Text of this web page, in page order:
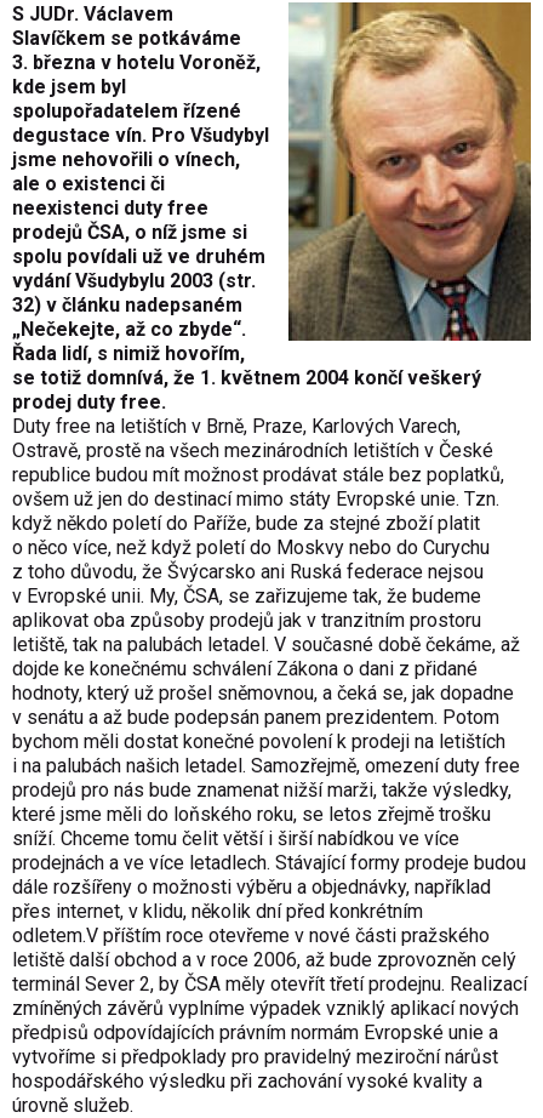
S JUDr. Václavem
Slavíčkem se potkáváme
3. března v hotelu Voroněž,
kde jsem byl
spolupořadatelem řízené
degustace vín. Pro Všudybyl
jsme nehovořili o vínech,
ale o existenci či
neexistenci duty free
prodejů ČSA, o níž jsme si
spolu povídali už ve druhém
vydání Všudybylu 2003 (str.
32) v článku nadepsaném
„Nečekejte, až co zbyde“.
Řada lidí, s nimiž hovořím,
se totiž domnívá, že 1. květnem 2004 končí veškerý
prodej duty free.
Duty free na letištích v Brně, Praze, Karlových Varech,
Ostravě, prostě na všech mezinárodních letištích v České
republice budou mít možnost prodávat stále bez poplatků,
ovšem už jen do destinací mimo státy Evropské unie. Tzn.
když někdo poletí do Paříže, bude za stejné zboží platit
o něco více, než když poletí do Moskvy nebo do Curychu
z toho důvodu, že Švýcarsko ani Ruská federace nejsou
v Evropské unii. My, ČSA, se zařizujeme tak, že budeme
aplikovat oba způsoby prodejů jak v tranzitním prostoru
letiště, tak na palubách letadel. V současné době čekáme, až
dojde ke konečnému schválení Zákona o dani z přidané
hodnoty, který už prošel sněmovnou, a čeká se, jak dopadne
v senátu a až bude podepsán panem prezidentem. Potom
bychom měli dostat konečné povolení k prodeji na letištích
i na palubách našich letadel. Samozřejmě, omezení duty free
prodejů pro nás bude znamenat nižší marži, takže výsledky,
které jsme měli do loňského roku, se letos zřejmě trošku
sníží. Chceme tomu čelit větší i širší nabídkou ve více
prodejnách a ve více letadlech. Stávající formy prodeje budou
dále rozšířeny o možnosti výběru a objednávky, například
přes internet, v klidu, několik dní před konkrétním
odletem.V příštím roce otevřeme v nové části pražského
letiště další obchod a v roce 2006, až bude zprovozněn celý
terminál Sever 2, by ČSA měly otevřít třetí prodejnu. Realizací
zmíněných závěrů vyplníme výpadek vzniklý aplikací nových
předpisů odpovídajících právním normám Evropské unie a
vytvoříme si předpoklady pro pravidelný meziroční nárůst
hospodářského výsledku při zachování vysoké kvality a
úrovně služeb.